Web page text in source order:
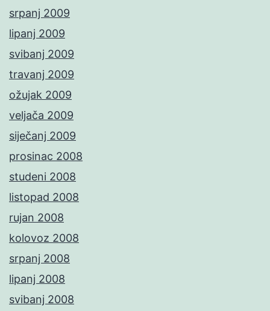
srpanj 2009
lipanj 2009
svibanj 2009
travanj 2009
ožujak 2009
veljača 2009
siječanj 2009
prosinac 2008
studeni 2008
listopad 2008
rujan 2008
kolovoz 2008
srpanj 2008
lipanj 2008
svibanj 2008